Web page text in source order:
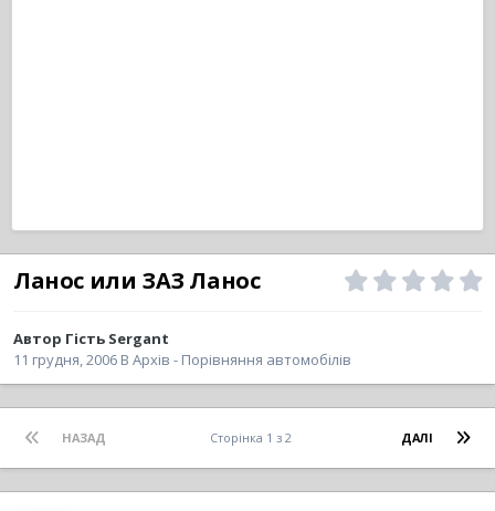
Ланос или ЗАЗ Ланос
Автор Гість Sergant
11 грудня, 2006 В Архів - Порівняння автомобілів
НАЗАД ДАЛІ
Сторінка 1 з 2